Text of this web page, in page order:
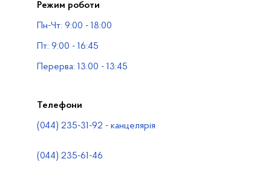
Публічна інформація
Водогосподарські організації
Режим роботи
Пн-Чт: 9:00 - 18:00
Пт: 9:00 - 16:45
Перерва: 13:00 - 13:45
Телефони
(044) 235-31-92 - канцелярія
(044) 235-61-46